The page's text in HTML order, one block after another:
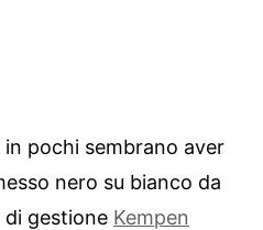
in pochi sembrano aver
nero su bianco da
di gestione Kempen